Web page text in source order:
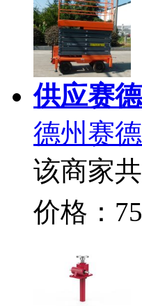
供应赛
德州赛
该商家
价格：